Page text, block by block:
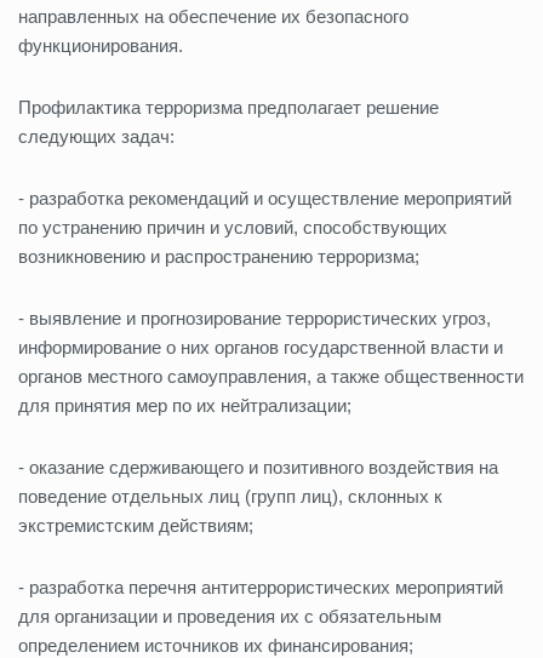
направленных на обеспечение их безопасного
функционирования.
Профилактика терроризма предполагает решение
следующих задач:
- разработка рекомендаций и осуществление мероприятий
по устранению причин и условий, способствующих
возникновению и распространению терроризма;
- выявление и прогнозирование террористических угроз,
информирование о них органов государственной власти и
органов местного самоуправления, а также общественности
для принятия мер по их нейтрализации;
- оказание сдерживающего и позитивного воздействия на
поведение отдельных лиц (групп лиц), склонных к
экстремистским действиям;
- разработка перечня антитеррористических мероприятий
для организации и проведения их с обязательным
определением источников их финансирования;